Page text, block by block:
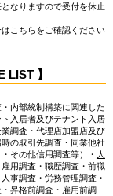
なりますので受付を休止
こちらをご確認ください
】
内部統制構築に関連した
入居者及びテナント入居
調査・代理店加盟店及び
の取引先調査・同業他社
その他信用調査等）・ 人
用調査・職歴調査・前職
事調査・労務管理調査・
昇格前調査・雇用前調